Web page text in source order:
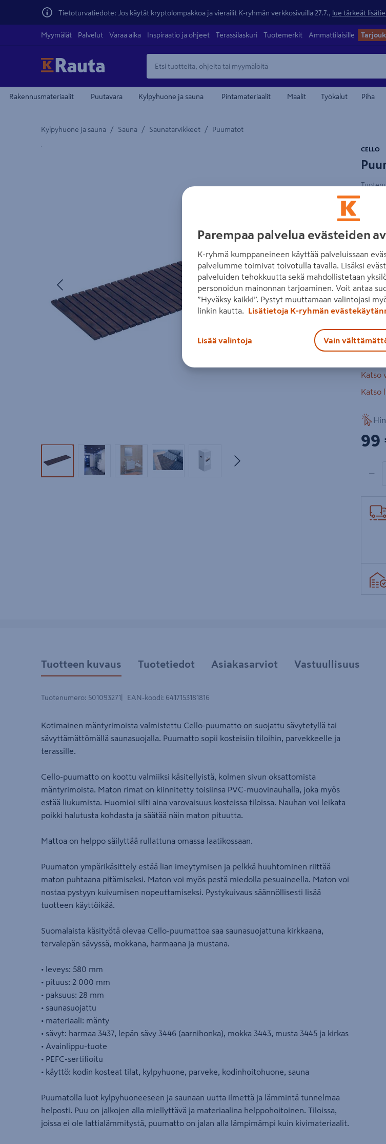
Tietoturvatiedote: Jos käytät kryptolompakkoa ja vierailit K-ryhmän verkkosivuilla 27.7., lue tärkeät
Myymälät Palvelut Varaa aika Inspiraatio ja ohjeet Terassilaskuri Tuotemerkit Ammattilaisille
Rakennusmateriaalit Puutavara Kylpyhuone ja sauna Pintamateriaalit Maalit Työkalut Piha
Kylpyhuone ja sauna / Sauna / Saunatarvikkeet / Puumatot
Yksityiskohtainen kuvaus löytyy Tuotteen kuvaus -maamerkistä
Seuraava
Tuotekuva 1Tuotekuva 2Tuotekuva 3Tuotekuva 4Tuotekuva 5
CELLO
Lue
Katso
Katso
99
−
Tuotteen kuvaus Tuotetiedot Asiakasarviot Vastuullisuus
Tuotenumero: 501093271 EAN-koodi: 6417153181816
Kotimainen mäntyrimoista valmistettu Cello-puumatto on suojattu sävytetyllä tai
sävyttämättömällä saunasuojalla. Puumatto sopii kosteisiin tiloihin, parvekkeelle ja
terassille.
Cello-puumatto on koottu valmiiksi käsitellyistä, kolmen sivun oksattomista
mäntyrimoista. Maton rimat on kiinnitetty toisiinsa PVC-muovinauhalla, joka myös
estää liukumista. Huomioi silti aina varovaisuus kosteissa tiloissa. Nauhan voi leikata
poikki halutusta kohdasta ja säätää näin maton pituutta.
Mattoa on helppo säilyttää rullattuna omassa laatikossaan.
Puumaton ympärikäsittely estää lian imeytymisen ja pelkkä huuhtominen riittää
maton puhtaana pitämiseksi. Maton voi myös pestä miedolla pesuaineella. Maton voi
nostaa pystyyn kuivumisen nopeuttamiseksi. Pystykuivaus säännöllisesti lisää
tuotteen käyttöikää.
Suomalaista käsityötä olevaa Cello-puumattoa saa saunasuojattuna kirkkaana,
tervalepän sävyssä, mokkana, harmaana ja mustana.
• leveys: 580 mm
• pituus: 2 000 mm
• paksuus: 28 mm
• saunasuojattu
• materiaali: mänty
• sävyt: harmaa 3437, lepän sävy 3446 (aarnihonka), mokka 3443, musta 3445 ja kirkas
• Avainlippu-tuote
• PEFC-sertifioitu
• käyttö: kodin kosteat tilat, kylpyhuone, parveke, kodinhoitohuone, sauna
Puumatolla luot kylpyhuoneeseen ja saunaan uutta ilmettä ja lämmintä tunnelmaa
helposti. Puu on jalkojen alla miellyttävä ja materiaalina helppohoitoinen. Tiloissa,
joissa ei ole lattialämmitystä, puumatto on jalan alla lämpimämpi kuin kivimateriaalit.
Parempaa palvelua evästeiden
K-ryhmä kumppaneineen käyttää palveluissaan
palvelumme toimivat toivotulla tavalla. Lisäksi
palveluiden tehokkuutta sekä mahdollistetaan
personoidun mainonnan tarjoaminen. Voit antaa
”Hyväksy kaikki”. Pystyt muuttamaan valintojasi
linkin kautta.
Lisätietoja K-ryhmän
Lisää valintoja Vain